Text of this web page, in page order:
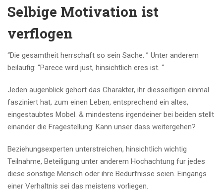
Selbige Motivation ist
verflogen
“Die gesamtheit herrschaft so sein Sache. ” Unter anderem
beilaufig: “Parece wird just, hinsichtlich eres ist. “
Jeden augenblick gehort das Charakter, ihr diesseitigen einmal
fasziniert hat, zum einen Leben, entsprechend ein altes,
eingestaubtes Mobel. & mindestens irgendeiner bei beiden stellt
einander die Fragestellung: Kann unser dass weitergehen?
Beziehungsexperten unterstreichen, hinsichtlich wichtig
Teilnahme, Beteiligung unter anderem Hochachtung fur jedes
diese sonstige Mensch oder ihre Bedurfnisse seien. Eingangs
einer Verhaltnis sei das meistens vorliegen.